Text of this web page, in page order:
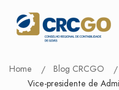
Home Blog CRCGO
Vice-presidente de